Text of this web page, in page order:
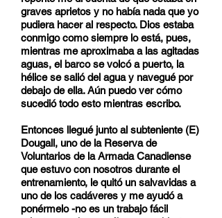
graves aprietos y no había nada que yo
pudiera hacer al respecto. Dios estaba
conmigo como siempre lo está, pues,
mientras me aproximaba a las agitadas
aguas, el barco se volcó a puerto, la
hélice se salió del agua y navegué por
debajo de ella. Aún puedo ver cómo
sucedió todo esto mientras escribo.
Entonces llegué junto al subteniente (E)
Dougall, uno de la Reserva de
Voluntarios de la Armada Canadiense
que estuvo con nosotros durante el
entrenamiento, le quitó un salvavidas a
uno de los cadáveres y me ayudó a
ponérmelo -no es un trabajo fácil